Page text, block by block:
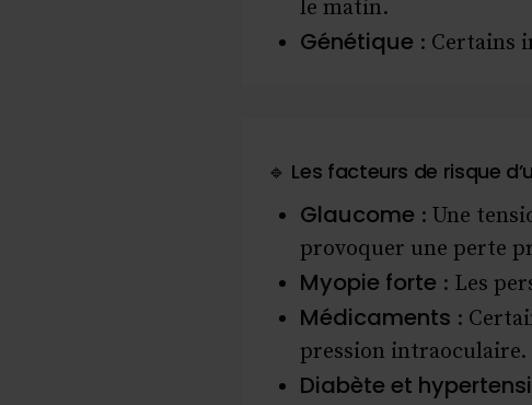
le matin.
Génétique : Certains
🔹 Les facteurs de risque
Glaucome : Une
provoquer une perte
Myopie forte : Les
Médicaments :
pression intraoculaire.
Diabète et